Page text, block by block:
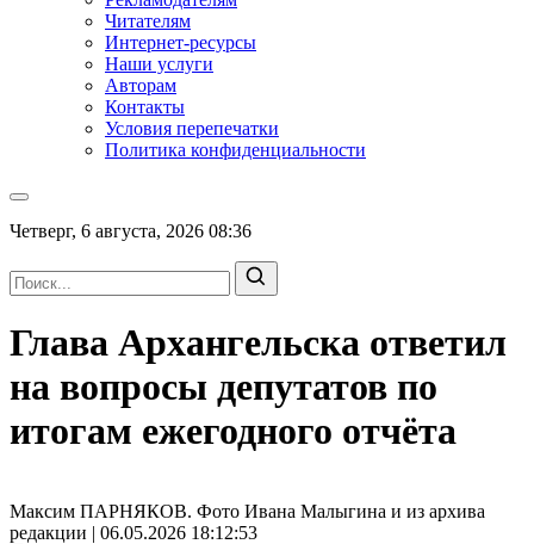
Читателям
Интернет-ресурсы
Наши услуги
Авторам
Контакты
Условия перепечатки
Политика конфиденциальности
Четверг, 6 августа, 2026 08:36
Глава Архангельска ответил
на вопросы депутатов по
итогам ежегодного отчёта
Максим ПАРНЯКОВ. Фото Ивана Малыгина и из архива
редакции | 06.05.2026 18:12:53